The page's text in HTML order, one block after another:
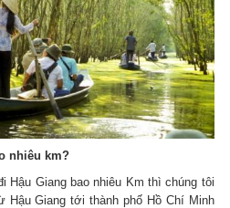
nhiêu km?
Hậu Giang bao nhiêu Km thì chúng tôi
Hậu Giang tới thành phố Hồ Chí Minh